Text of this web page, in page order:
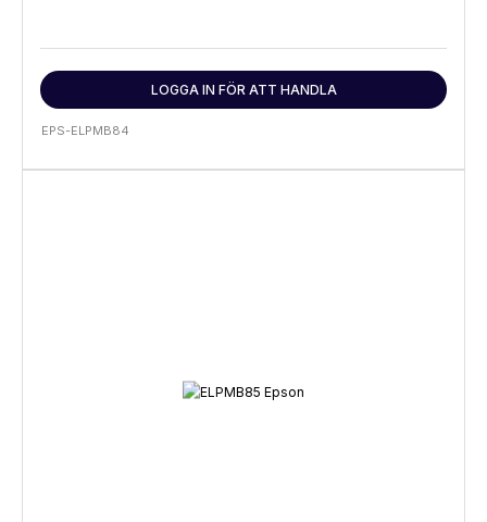
LOGGA IN FÖR ATT HANDLA
EPS-ELPMB84